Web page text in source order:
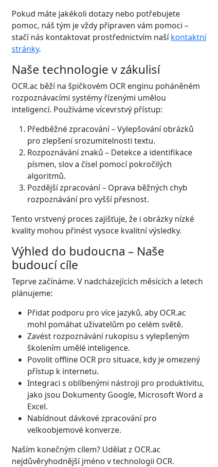
Pokud máte jakékoli dotazy nebo potřebujete
pomoc, náš tým je vždy připraven vám pomoci –
stačí nás kontaktovat prostřednictvím našíkontaktní
stránky.
Naše technologie v zákulisí
OCR.ac běží na špičkovém OCR enginu poháněném
rozpoznávacími systémy řízenými umělou
inteligencí. Používáme vícevrstvý přístup:
Předběžné zpracování – Vylepšování obrázků
pro zlepšení srozumitelnosti textu.
Rozpoznávání znaků – Detekce a identifikace
písmen, slov a čísel pomocí pokročilých
algoritmů.
Pozdější zpracování – Oprava běžných chyb
rozpoznávání pro vyšší přesnost.
Tento vrstvený proces zajišťuje, že i obrázky nízké
kvality mohou přinést vysoce kvalitní výsledky.
Výhled do budoucna – Naše
budoucí cíle
Teprve začínáme. V nadcházejících měsících a letech
plánujeme:
Přidat podporu pro více jazyků, aby OCR.ac
mohl pomáhat uživatelům po celém světě.
Zavést rozpoznávání rukopisu s vylepšeným
školením umělé inteligence.
Povolit offline OCR pro situace, kdy je omezený
přístup k internetu.
Integraci s oblíbenými nástroji pro produktivitu,
jako jsou Dokumenty Google, Microsoft Word a
Excel.
Nabídnout dávkové zpracování pro
velkoobjemové konverze.
Naším konečným cílem? Udělat z OCR.ac
nejdůvěryhodnější jméno v technologii OCR.